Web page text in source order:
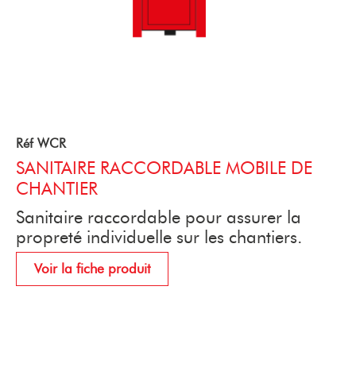
Réf WCR
SANITAIRE RACCORDABLE MOBILE DE
CHANTIER
Sanitaire raccordable pour assurer la
propreté individuelle sur les chantiers.
Voir la fiche produit